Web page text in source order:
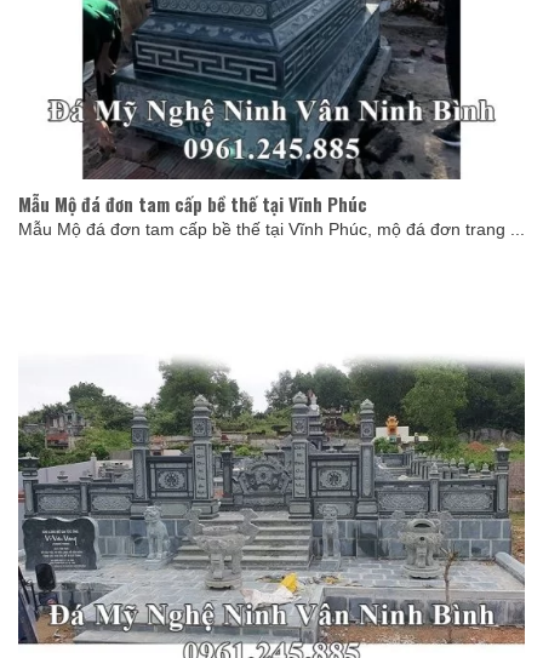
Mẫu Mộ đá đơn tam cấp bề thế tại Vĩnh Phúc
Mẫu Mộ đá đơn tam cấp bề thế tại Vĩnh Phúc, mộ đá đơn trang ...